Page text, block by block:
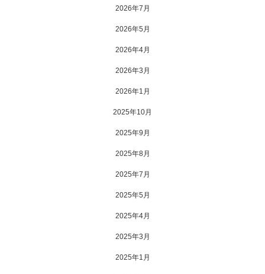
2026年7月
2026年5月
2026年4月
2026年3月
2026年1月
2025年10月
2025年9月
2025年8月
2025年7月
2025年5月
2025年4月
2025年3月
2025年1月